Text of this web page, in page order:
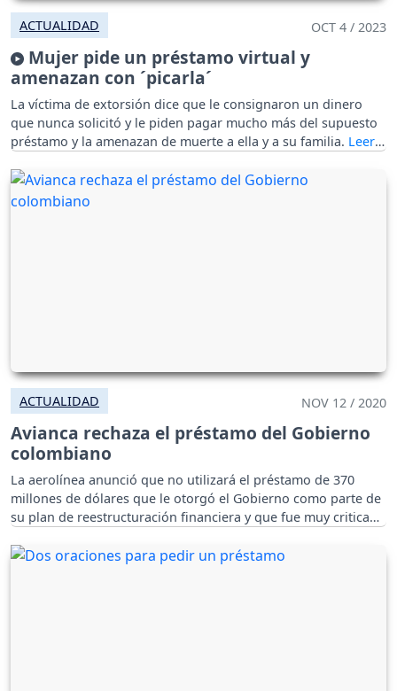
ACTUALIDAD OCT 4 / 2023
Mujer pide un préstamo virtual y
amenazan con ´picarla´
La víctima de extorsión dice que le consignaron un dinero
que nunca solicitó y le piden pagar mucho más del supuesto
préstamo y la amenazan de muerte a ella y a su familia.
ACTUALIDAD NOV 12 / 2020
Avianca rechaza el préstamo del Gobierno
colombiano
La aerolínea anunció que no utilizará el préstamo de 370
millones de dólares que le otorgó el Gobierno como parte de
su plan de reestructuración financiera y que fue muy criticado